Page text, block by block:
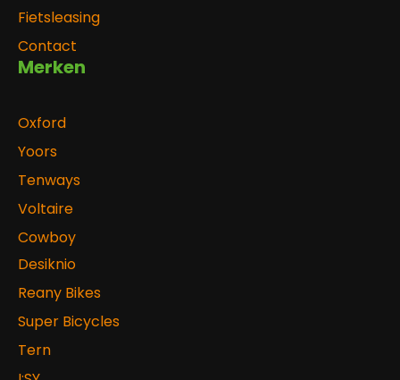
Fietsleasing
Contact
Merken
Oxford
Yoors
Tenways
Voltaire
Cowboy
Desiknio
Reany Bikes
Super Bicycles
Tern